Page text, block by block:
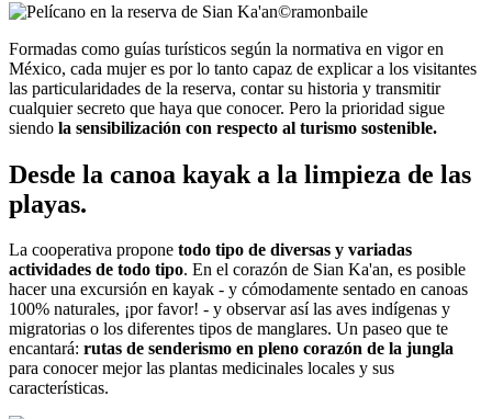
©ramonbaile
Formadas como guías turísticos según la normativa en vigor en
México, cada mujer es por lo tanto capaz de explicar a los visitantes
las particularidades de la reserva, contar su historia y transmitir
cualquier secreto que haya que conocer. Pero la prioridad sigue
siendo la sensibilización con respecto al turismo sostenible.
Desde la canoa kayak a la limpieza de las
playas.
La cooperativa propone todo tipo de diversas y variadas
actividades de todo tipo. En el corazón de Sian Ka'an, es posible
hacer una excursión en kayak - y cómodamente sentado en canoas
100% naturales, ¡por favor! - y observar así las aves indígenas y
migratorias o los diferentes tipos de manglares. Un paseo que te
encantará: rutas de senderismo en pleno corazón de la jungla
para conocer mejor las plantas medicinales locales y sus
características.